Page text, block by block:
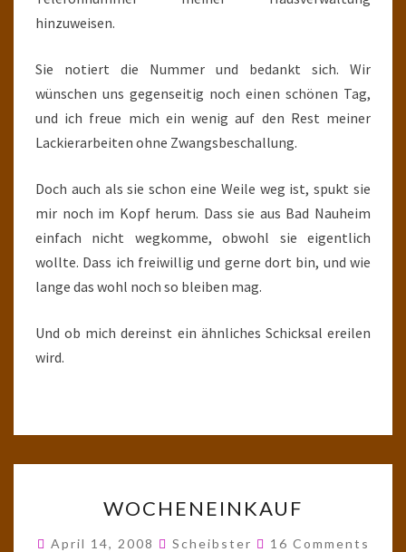
hinzuweisen.
Sie notiert die Nummer und bedankt sich. Wir
wünschen uns gegenseitig noch einen schönen Tag,
und ich freue mich ein wenig auf den Rest meiner
Lackierarbeiten ohne Zwangsbeschallung.
Doch auch als sie schon eine Weile weg ist, spukt sie
mir noch im Kopf herum. Dass sie aus Bad Nauheim
einfach nicht wegkomme, obwohl sie eigentlich
wollte. Dass ich freiwillig und gerne dort bin, und wie
lange das wohl noch so bleiben mag.
Und ob mich dereinst ein ähnliches Schicksal ereilen
wird.
WOCHENEINKAUF
April 14, 2008 Scheibster Comments
16 Comments